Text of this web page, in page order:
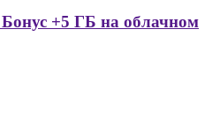
+5 ГБ на облачном